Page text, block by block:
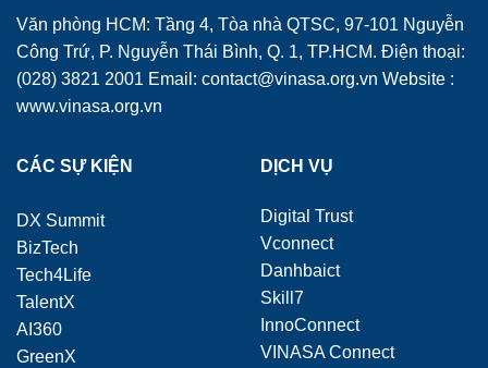
Văn phòng HCM: Tầng 4, Tòa nhà QTSC, 97-101 Nguyễn
Công Trứ, P. Nguyễn Thái Bình, Q. 1, TP.HCM. Điện thoại:
(028) 3821 2001 Email: contact@vinasa.org.vn Website :
www.vinasa.org.vn
CÁC SỰ KIỆN
DX Summit
BizTech
Tech4Life
TalentX
AI360
GreenX
DỊCH VỤ
Digital Trust
Vconnect
Danhbaict
Skill7
InnoConnect
VINASA Connect